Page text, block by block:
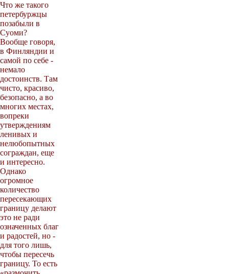
Что же такого
петербуржцы
позабыли в
Суоми?
Вообще говоря,
в Финляндии и
самой по себе -
немало
достоинств. Там
чисто, красиво,
безопасно, а во
многих местах,
вопреки
утверждениям
ленивых и
нелюбопытных
сограждан, еще
и интересно.
Однако
огромное
количество
пересекающих
границу делают
это не ради
означенных благ
и радостей, но -
для того лишь,
чтобы пересечь
границу. То есть